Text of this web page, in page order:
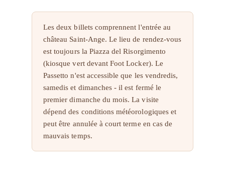
Les deux billets comprennent l'entrée au
château Saint-Ange. Le lieu de rendez-vous
est toujours la Piazza del Risorgimento
(kiosque vert devant Foot Locker). Le
Passetto n'est accessible que les vendredis,
samedis et dimanches - il est fermé le
premier dimanche du mois. La visite
dépend des conditions météorologiques et
peut être annulée à court terme en cas de
mauvais temps.